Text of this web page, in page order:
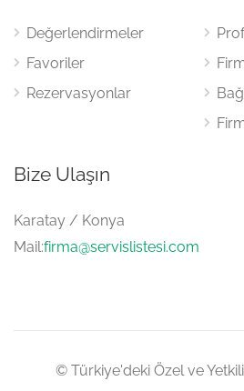
Değerlendirmeler
Favoriler
Rezervasyonlar
Bize Ulaşın
Karatay / Konya
Mail:firma@servislistesi.com
© Türkiye'deki Özel ve